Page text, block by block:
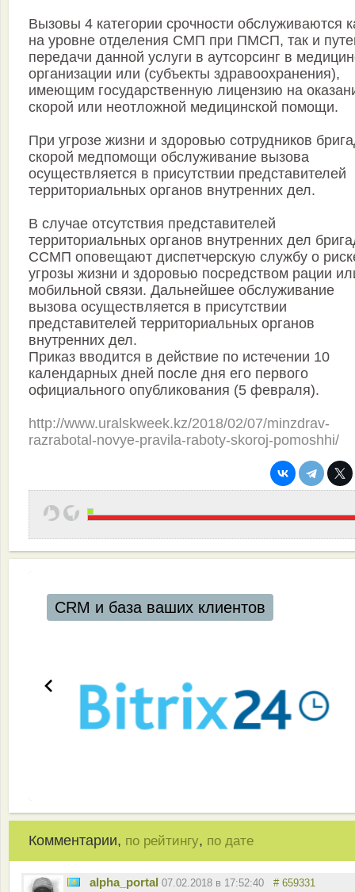
Вызовы 4 категории срочности обслуживаются
на уровне отделения СМП при ПМСП, так и
передачи данной услуги в аутсорсинг в
организации или (субъекты здравоохранения),
имеющим государственную лицензию на
скорой или неотложной медицинской помощи.
При угрозе жизни и здоровью сотрудников
скорой медпомощи обслуживание вызова
осуществляется в присутствии представителей
территориальных органов внутренних дел.
В случае отсутствия представителей
территориальных органов внутренних дел
ССМП оповещают диспетчерскую службу о
угрозы жизни и здоровью посредством рации
мобильной связи. Дальнейшее обслуживание
вызова осуществляется в присутствии
представителей территориальных органов
внутренних дел.
Приказ вводится в действие по истечении 10
календарных дней после дня его первого
официального опубликования (5 февраля).
http://www.uralskweek.kz/2018/02/07/minzdrav-
razrabotal-novye-pravila-raboty-skoroj-pomoshhi/
CRM и база ваших клиентов
Комментарии, по рейтингу, по дате
alpha_portal 07.02.2018 в 17:52:40 # 659331